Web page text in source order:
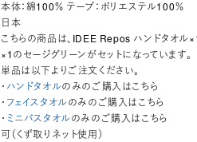
本体：綿100％ テープ：ポリエステル100％
日本
こちらの商品は、IDEE Repos ハンドタオル
×1のセージグリーンがセットになっています。
単品は以下よりご注文ください。
・ ハンドタオルのみのご購入はこちら
・ フェイスタオルのみのご購入はこちら
・ ミニバスタオルのみのご購入はこちら
可（くず取りネット使用）